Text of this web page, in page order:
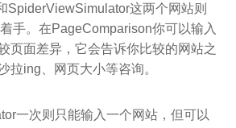
SpiderViewSimulator这两个网站则
手。在PageComparison你可以输入
页面差异，它会告诉你比较的网站之
拉ing、网页大小等咨询。
一次则只能输入一个网站，但可以